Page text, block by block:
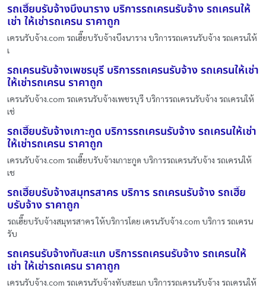
รถเฮี๊ยบรับจ้างบึงนาราง บริการรถเครนรับจ้าง รถเครนให้
เช่า ให้เช่ารถเครน ราคาถูก
เครนรับจ้าง.com รถเฮี๊ยบรับจ้างบึงนาราง บริการรถเครนรับจ้าง รถเครนให้
เ
รถเครนรับจ้างเพชรบุรี บริการรถเครนรับจ้าง รถเครนให้เช่า
ให้เช่ารถเครน ราคาถูก
เครนรับจ้าง.com รถเครนรับจ้างเพชรบุรี บริการรถเครนรับจ้าง รถเครนให้
เช่
รถเฮี๊ยบรับจ้างเกาะกูด บริการรถเครนรับจ้าง รถเครนให้เช่า
ให้เช่ารถเครน ราคาถูก
เครนรับจ้าง.com รถเฮี๊ยบรับจ้างเกาะกูด บริการรถเครนรับจ้าง รถเครนให้
เช
รถเฮี๊ยบรับจ้างสมุทรสาคร บริการ รถเครนรับจ้าง รถเฮี๊ย
บรับจ้าง ราคาถูก
รถเฮี๊ยบรับจ้างสมุทรสาคร ให้บริการโดย เครนรับจ้าง.com บริการ รถเครน
รับ
รถเครนรับจ้างทับสะแก บริการรถเครนรับจ้าง รถเครนให้
เช่า ให้เช่ารถเครน ราคาถูก
เครนรับจ้าง.com รถเครนรับจ้างทับสะแก บริการรถเครนรับจ้าง รถเครนให้